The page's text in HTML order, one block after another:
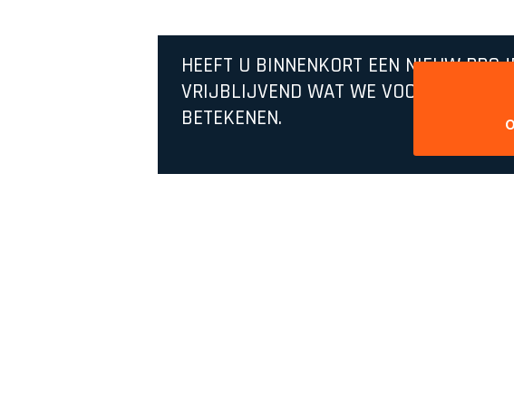
HEEFT U BINNENKORT EEN NIEUW
VRIJBLIJVEND WAT WE VOOR U EN UW
BETEKENEN.